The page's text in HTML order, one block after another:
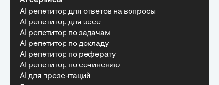
полезной информации. Рекомендую ...
Рекомендую Кампус АИ всем, кто хочет
учиться эффективно и с комфортом
Марина Щербакова
AI репетитор для ответов на вопросы
AI репетитор для эссе
AI репетитор по задачам
AI репетитор по докладу
AI репетитор по реферату
AI репетитор по сочинению
AI для презентаций